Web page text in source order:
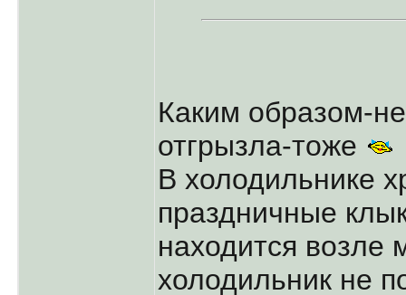
Каким образом-
отгрызла-тоже
В холодильнике
праздничные
находится возле
холодильник не